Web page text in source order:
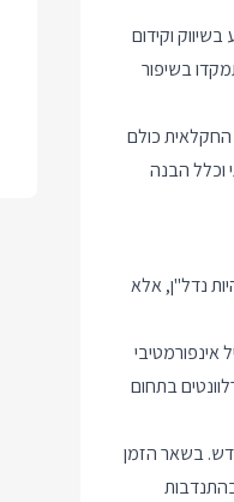
וקידום
בשיפור
כולם
וכלל הבנה
נדל"ן, אלא
הוא שולח מייל אינפורמטיבי
בתחום
בשאר הזמן